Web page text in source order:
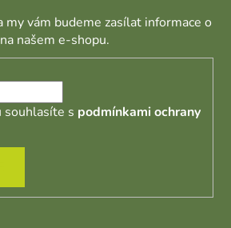
vám budeme zasílat informace o
našem e-shopu.
s podmínkami ochrany